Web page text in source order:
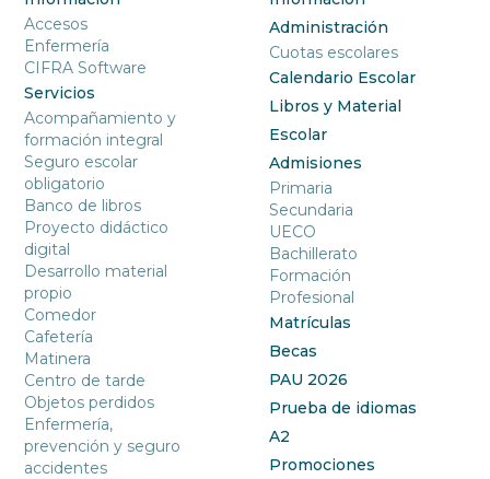
Accesos
Enfermería
CIFRA Software
Servicios
Acompañamiento y
formación integral
Seguro escolar
obligatorio
Banco de libros
Proyecto didáctico
digital
Desarrollo material
propio
Comedor
Cafetería
Matinera
Centro de tarde
Objetos perdidos
Enfermería,
prevención y seguro
accidentes
Administración
Cuotas escolares
Calendario Escolar
Libros y Material
Escolar
Admisiones
Primaria
Secundaria
UECO
Bachillerato
Formación
Profesional
Matrículas
Becas
PAU 2026
Prueba de idiomas
A2
Promociones